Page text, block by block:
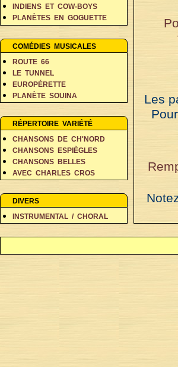
INDIENS ET COW-BOYS
PLANÈTES EN GOGUETTE
RÊVES ET FANTAISIE
COMÉDIES MUSICALES
ROUTE 66
LE TUNNEL
EUROPÉRETTE
PLANÈTE SOUINA
RÉPERTOIRE VARIÉTÉ
CHANSONS DE CH'NORD
CHANSONS ESPIÈGLES
CHANSONS BELLES
AVEC CHARLES CROS
COIN DES POÈTES E-L
COIN DES POÈTES M-V
DIVERS
INSTRUMENTAL / CHORAL
Les